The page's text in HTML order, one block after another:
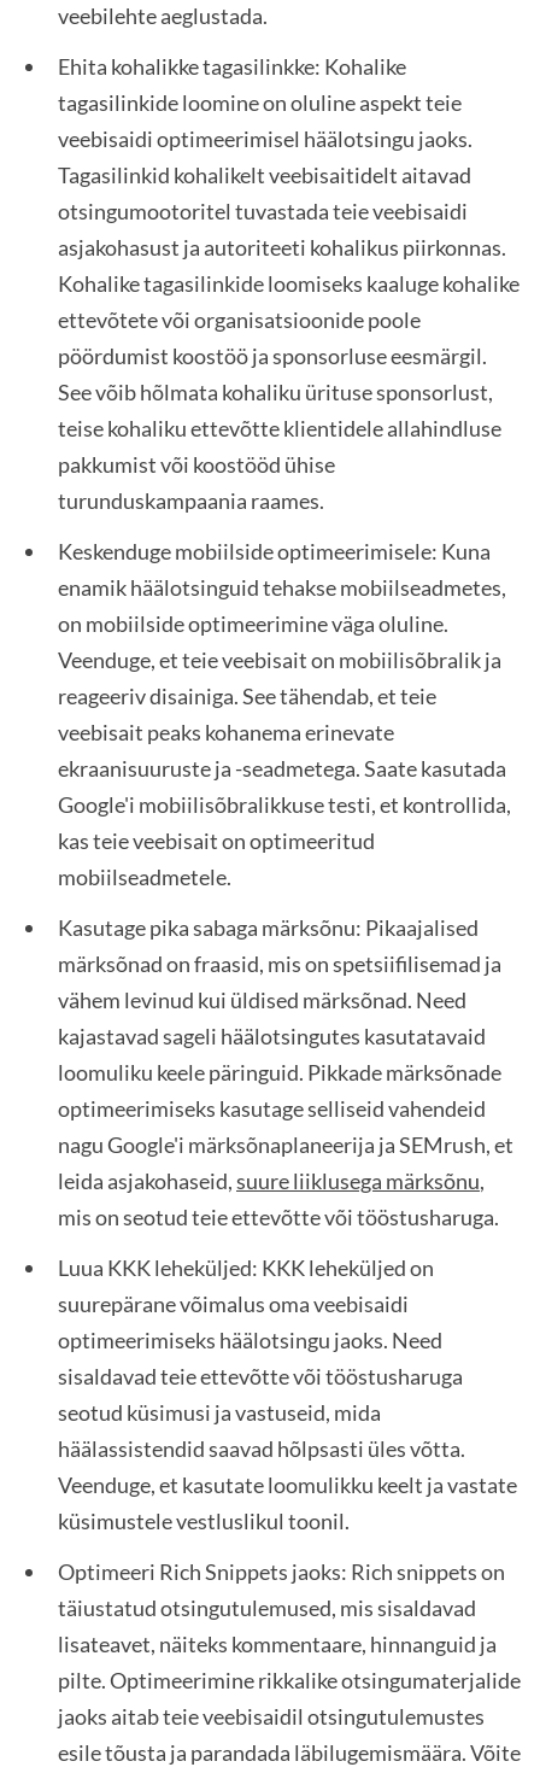
veebilehte aeglustada.
Ehita kohalikke tagasilinkke: Kohalike
tagasilinkide loomine on oluline aspekt teie
veebisaidi optimeerimisel häälotsingu jaoks.
Tagasilinkid kohalikelt veebisaitidelt aitavad
otsingumootoritel tuvastada teie veebisaidi
asjakohasust ja autoriteeti kohalikus piirkonnas.
Kohalike tagasilinkide loomiseks kaaluge kohalike
ettevõtete või organisatsioonide poole
pöördumist koostöö ja sponsorluse eesmärgil.
See võib hõlmata kohaliku ürituse sponsorlust,
teise kohaliku ettevõtte klientidele allahindluse
pakkumist või koostööd ühise
turunduskampaania raames.
Keskenduge mobiilside optimeerimisele: Kuna
enamik häälotsinguid tehakse mobiilseadmetes,
on mobiilside optimeerimine väga oluline.
Veenduge, et teie veebisait on mobiilisõbralik ja
reageeriv disainiga. See tähendab, et teie
veebisait peaks kohanema erinevate
ekraanisuuruste ja -seadmetega. Saate kasutada
Google'i mobiilisõbralikkuse testi, et kontrollida,
kas teie veebisait on optimeeritud
mobiilseadmetele.
Kasutage pika sabaga märksõnu: Pikaajalised
märksõnad on fraasid, mis on spetsiifilisemad ja
vähem levinud kui üldised märksõnad. Need
kajastavad sageli häälotsingutes kasutatavaid
loomuliku keele päringuid. Pikkade märksõnade
optimeerimiseks kasutage selliseid vahendeid
nagu Google'i märksõnaplaneerija ja SEMrush, et
leida asjakohaseid,suure liiklusega märksõnu,
mis on seotud teie ettevõtte või tööstusharuga.
Luua KKK leheküljed: KKK leheküljed on
suurepärane võimalus oma veebisaidi
optimeerimiseks häälotsingu jaoks. Need
sisaldavad teie ettevõtte või tööstusharuga
seotud küsimusi ja vastuseid, mida
häälassistendid saavad hõlpsasti üles võtta.
Veenduge, et kasutate loomulikku keelt ja vastate
küsimustele vestluslikul toonil.
Optimeeri Rich Snippets jaoks: Rich snippets on
täiustatud otsingutulemused, mis sisaldavad
lisateavet, näiteks kommentaare, hinnanguid ja
pilte. Optimeerimine rikkalike otsingumaterjalide
jaoks aitab teie veebisaidil otsingutulemustes
esile tõusta ja parandada läbilugemismäära. Võite